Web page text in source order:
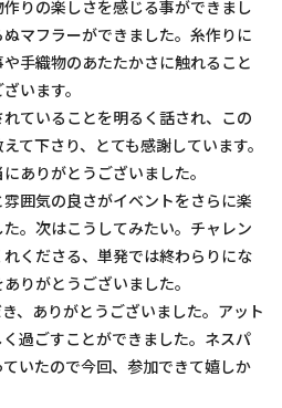
りの楽しさを感じる事ができまし
マフラーができました。糸作りに
手織物のあたたかさに触れること
います。
ていることを明るく話され、この
て下さり、とても感謝しています。
ありがとうございました。
囲気の良さがイベントをさらに楽
。次はこうしてみたい。チャレン
くださる、単発では終わらりにな
りがとうございました。
、ありがとうございました。アット
過ごすことができました。ネスパ
いたので今回、参加できて嬉しか